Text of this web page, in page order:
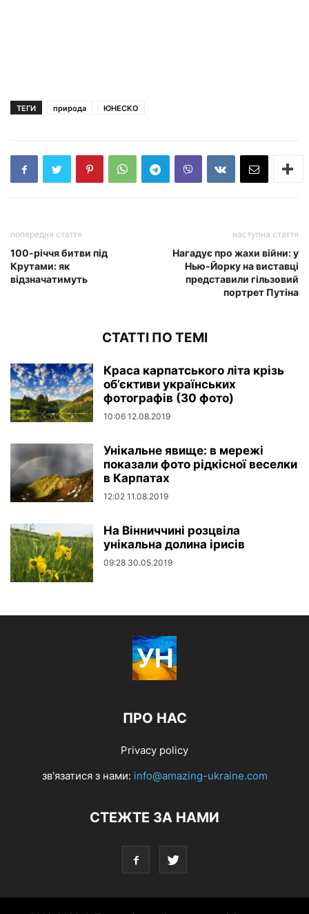
ТЕГИ природа ЮНЕСКО
попередня стаття
100-річчя битви під
Крутами: як
відзначатимуть
наступна стаття
Нагадує про жахи війни: у
Нью-Йорку на виставці
представили гільзовий
портрет Путіна
СТАТТІ ПО ТЕМІ
Краса карпатського літа крізь
об’єктиви українських
фотографів (30 фото)
10:06 12.08.2019
Унікальне явище: в мережі
показали фото рідкісної веселки
в Карпатах
12:02 11.08.2019
На Вінниччині розцвіла
унікальна долина ірисів
09:28 30.05.2019
ПРО НАС
Privacy policy
зв'язатися з нами: info@amazing-ukraine.com
СТЕЖТЕ ЗА НАМИ